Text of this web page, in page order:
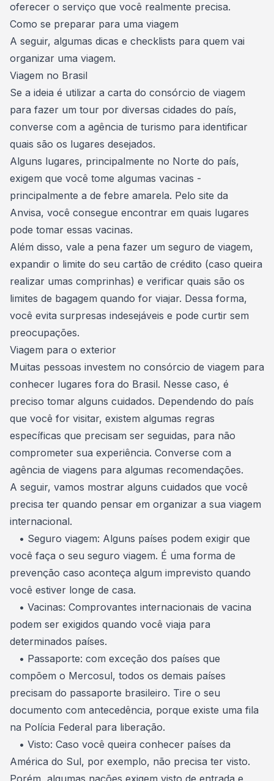
oferecer o serviço que você realmente precisa.
Como se preparar para uma viagem
A seguir, algumas dicas e checklists para quem vai
organizar uma viagem.
Viagem no Brasil
Se a ideia é utilizar a carta do consórcio de viagem
para fazer um tour por diversas cidades do país,
converse com a agência de turismo para identificar
quais são os lugares desejados.
Alguns lugares, principalmente no Norte do país,
exigem que você tome algumas vacinas -
principalmente a de febre amarela. Pelo site da
Anvisa, você consegue encontrar em quais lugares
pode tomar essas vacinas.
Além disso, vale a pena fazer um seguro de viagem,
expandir o limite do seu cartão de crédito (caso queira
realizar umas comprinhas) e verificar quais são os
limites de bagagem quando for viajar. Dessa forma,
você evita surpresas indesejáveis e pode curtir sem
preocupações.
Viagem para o exterior
Muitas pessoas investem no consórcio de viagem para
conhecer lugares fora do Brasil. Nesse caso, é
preciso tomar alguns cuidados. Dependendo do país
que você for visitar, existem algumas regras
específicas que precisam ser seguidas, para não
comprometer sua experiência. Converse com a
agência de viagens para algumas recomendações.
A seguir, vamos mostrar alguns cuidados que você
precisa ter quando pensar em organizar a sua viagem
internacional.
• Seguro viagem: Alguns países podem exigir que
você faça o seu seguro viagem. É uma forma de
prevenção caso aconteça algum imprevisto quando
você estiver longe de casa.
• Vacinas: Comprovantes internacionais de vacina
podem ser exigidos quando você viaja para
determinados países.
• Passaporte: com exceção dos países que
compõem o Mercosul, todos os demais países
precisam do passaporte brasileiro. Tire o seu
documento com antecedência, porque existe uma fila
na Polícia Federal para liberação.
• Visto: Caso você queira conhecer países da
América do Sul, por exemplo, não precisa ter visto.
Porém, algumas nações exigem visto de entrada e